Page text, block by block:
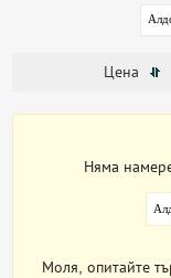
Цена
Няма
Моля, опитайте